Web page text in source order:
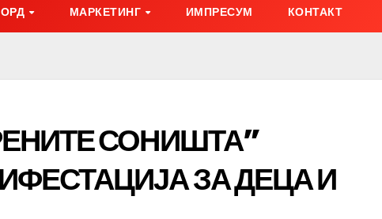
МАРКЕТИНГ ИМПРЕСУМ КОНТАКТ
СОНИШТА”
ЗА ДЕЦА И